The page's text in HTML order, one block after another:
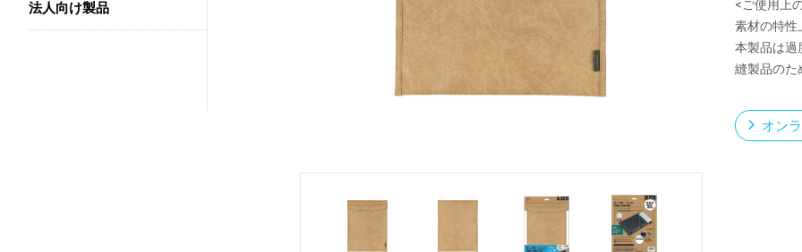
<ご使用上
素材の特性
本製品は過
縫製品のた
オン
法人向け製品